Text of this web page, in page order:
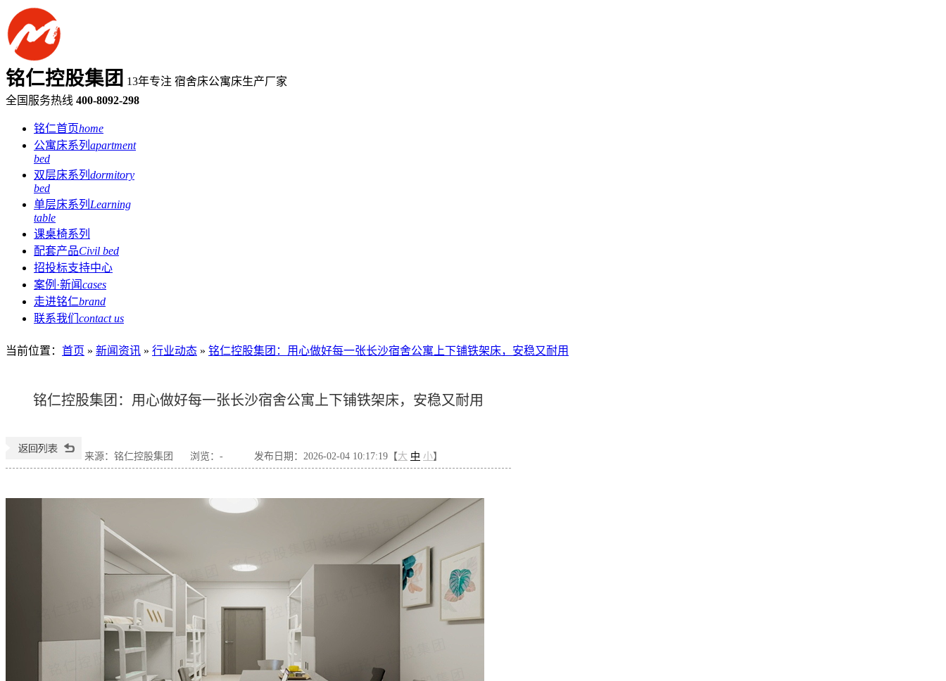
铭仁控股集团 13年专注 宿舍床公寓床生产厂家
全国服务热线 400-8092-298
铭仁首页home
公寓床系列 apartment
bed
双层床系列 dormitory
bed
单层床系列 Learning
table
课桌椅系列
配套产品Civil bed
招投标支持中心
案例·新闻cases
走进铭仁brand
联系我们 contact us
当前位置 ： 首页 » 新闻资讯 » 行业动态 » 铭仁控股集团：用心做好每一张长沙宿舍公寓上下铺铁架床，安稳又耐用
铭仁控股集团：用心做好每一张长沙宿舍公寓上下铺铁架床，安稳又耐用
来源：铭仁控股集团 浏览： - 发布日期：2026-02-04 10:17:19【大 中 小】